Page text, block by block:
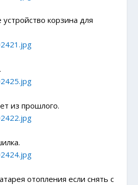
корзина для
из прошлого.
отопления если снять с